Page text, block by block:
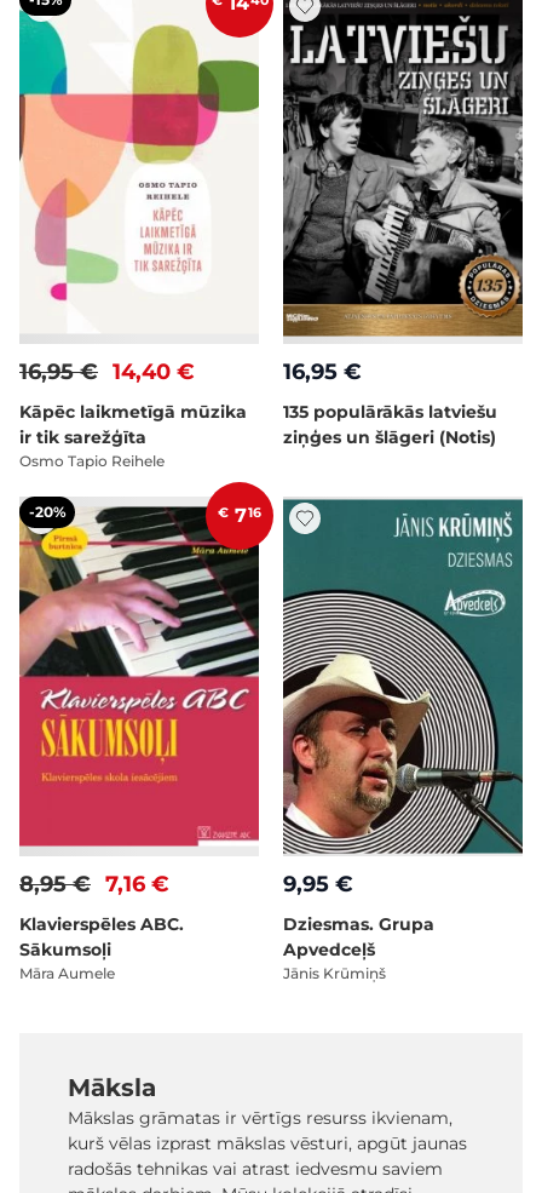
14,40 €
16,95 €
Kāpēc laikmetīgā mūzika
ir tik sarežģīta
Osmo Tapio Reihele
16,95 €
135 populārākās latviešu
ziņģes un šlāgeri (Notis)
-20% € 716
7,16 €
8,95 €
Klavierspēles ABC.
Sākumsoļi
Māra Aumele
9,95 €
Dziesmas. Grupa
Apvedceļš
Jānis Krūmiņš
Māksla
Mākslas grāmatas ir vērtīgs resurss ikvienam,
kurš vēlas izprast mākslas vēsturi, apgūt jaunas
radošās tehnikas vai atrast iedvesmu saviem